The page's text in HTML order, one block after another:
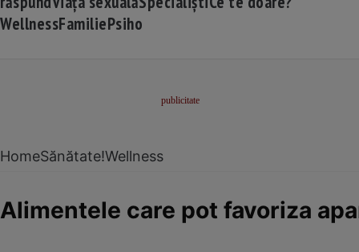
WellnessFamiliePsiho
HomeSănătate!Wellness
Alimentele care pot favoriza